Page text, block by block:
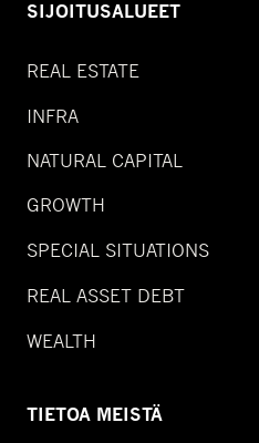
SIJOITUSALUEET
REAL ESTATE
INFRA
NATURAL CAPITAL
GROWTH
SPECIAL SITUATIONS
REAL ASSET DEBT
WEALTH
TIETOA MEISTÄ